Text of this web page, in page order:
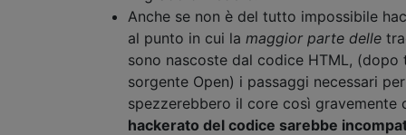
Anche se non è del tutto impossibile
al punto in cui la maggior parte delle
sono nascoste dal codice HTML,
sorgente Open) i passaggi necessari
spezzerebbero il core così gravemente
hackerato del codice sarebbe